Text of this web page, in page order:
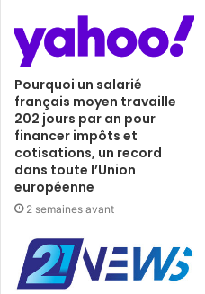
Pourquoi un salarié
français moyen travaille
202 jours par an pour
financer impôts et
cotisations, un record
dans toute l’Union
européenne
2 semaines avant